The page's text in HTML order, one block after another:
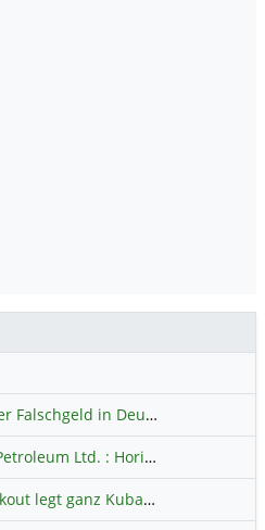
Bundesbank: Weniger Falschgeld in Deutschland
IRW-News: Horizon Petroleum Ltd. : Horizon Petroleum beginnt mit der Testförderung im Projekt Lachowice in Polen und schließt die Platzierung einer überzeichneten Wandelanleihe ab
Erneuter Strom-Blackout legt ganz Kuba lahm